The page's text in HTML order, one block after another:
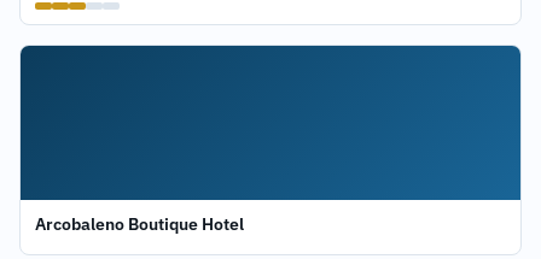
Arcobaleno Boutique Hotel